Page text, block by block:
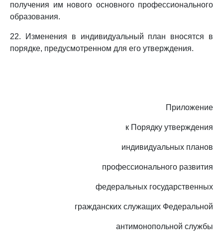
получения им нового основного профессионального
образования.
22. Изменения в индивидуальный план вносятся в
порядке, предусмотренном для его утверждения.
Приложение
к Порядку утверждения
индивидуальных планов
профессионального развития
федеральных государственных
гражданских служащих Федеральной
антимонопольной службы